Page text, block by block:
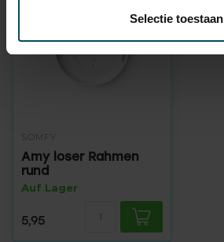
Selectie toestaan
SOMFY
Amy loser Rahmen
rund
Auf Lager
5,95